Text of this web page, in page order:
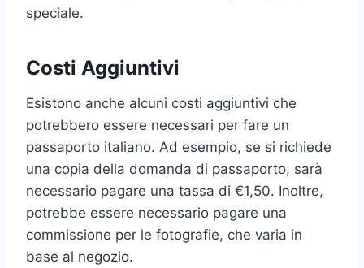
speciale.
Costi Aggiuntivi
Esistono anche alcuni costi aggiuntivi che
potrebbero essere necessari per fare un
passaporto italiano. Ad esempio, se si richiede
una copia della domanda di passaporto, sarà
necessario pagare una tassa di €1,50. Inoltre,
potrebbe essere necessario pagare una
commissione per le fotografie, che varia in
base al negozio.